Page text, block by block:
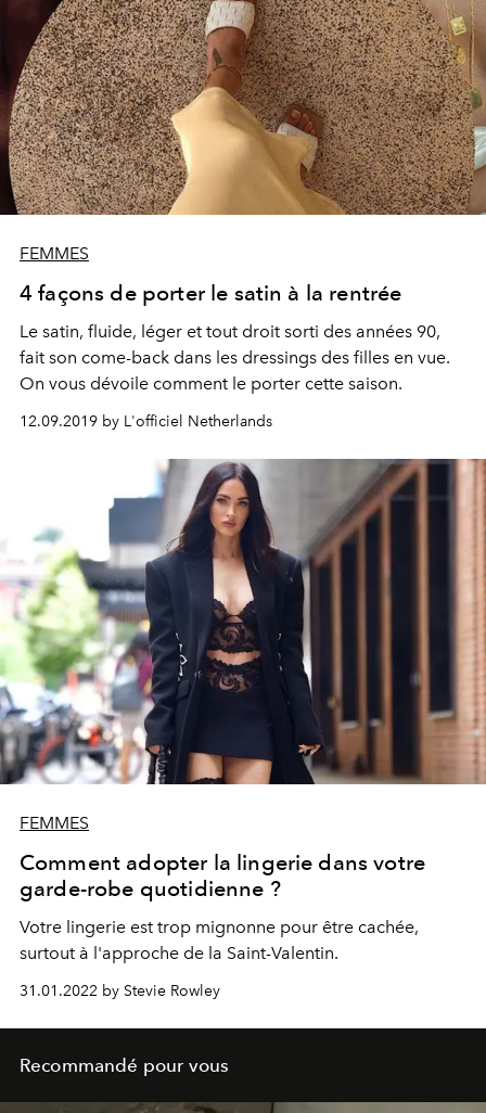
FEMMES
4 façons de porter le satin à la rentrée
Le satin, fluide, léger et tout droit sorti des années 90,
fait son come-back dans les dressings des filles en vue.
On vous dévoile comment le porter cette saison.
12.09.2019 by L'officiel Netherlands
FEMMES
Comment adopter la lingerie dans votre
garde-robe quotidienne ?
Votre lingerie est trop mignonne pour être cachée,
surtout à l'approche de la Saint-Valentin.
31.01.2022 by Stevie Rowley
Recommandé pour vous